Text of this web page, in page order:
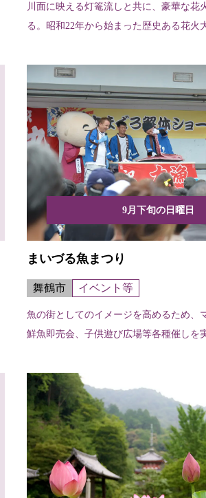
川面に映える灯篭流しと共に、豪華な花
る。昭和22年から始まった歴史ある花火
9月下旬の日曜日
まいづる魚まつり
舞鶴市 イベント等
魚の街としてのイメージを高めるため、
鮮魚即売会、子供遊び広場等各種催しを